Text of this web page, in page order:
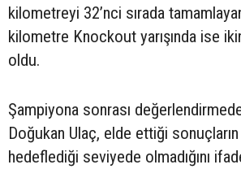
kilometreyi 32’nci sırada
kilometre Knockout yarışında ise
oldu.
Şampiyona sonrası
Doğukan Ulaç, elde ettiği
hedeflediği seviyede olmadığını